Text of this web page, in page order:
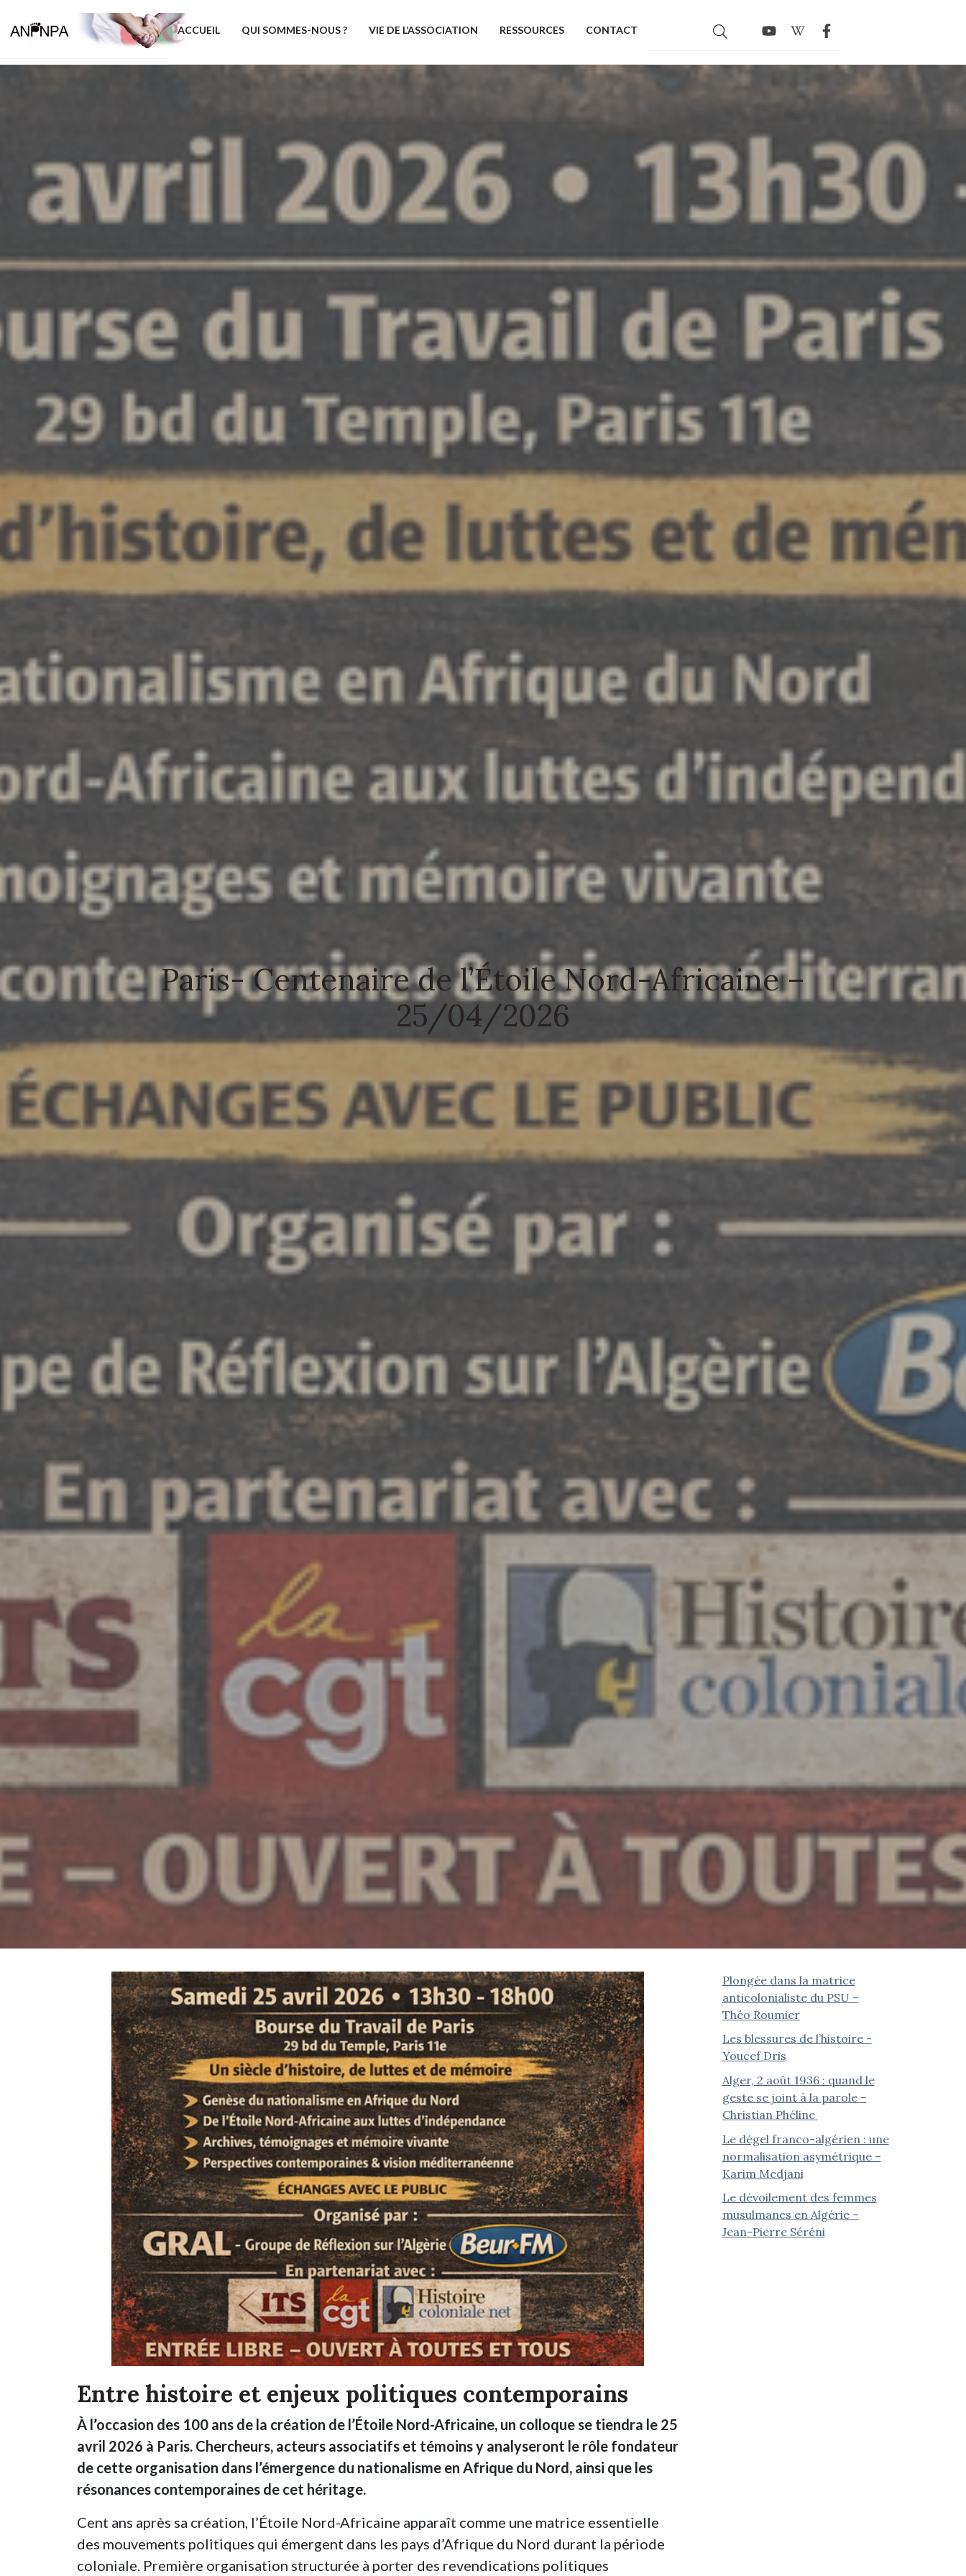
ACCUEIL QUI SOMMES-NOUS ? VIE DE L’ASSOCIATION RESSOURCES CONTACT
Paris- Centenaire de l’Étoile Nord-Africaine –
25/04/2026
Entre histoire et enjeux politiques contemporains
À l’occasion des 100 ans de la création de l’Étoile Nord-Africaine, un colloque se tiendra le 25
avril 2026 à Paris. Chercheurs, acteurs associatifs et témoins y analyseront le rôle fondateur
de cette organisation dans l’émergence du nationalisme en Afrique du Nord, ainsi que les
résonances contemporaines de cet héritage.
Cent ans après sa création, l’Étoile Nord-Africaine apparaît comme une matrice essentielle
des mouvements politiques qui émergent dans les pays d’Afrique du Nord durant la période
coloniale. Première organisation structurée à porter des revendications politiques
Plongée dans la matrice
anticolonialiste du PSU –
Théo Roumier
Les blessures de l’histoire -
Youcef Dris
Alger, 2 août 1936 : quand le
geste se joint à la parole –
Christian Phéline
Le dégel franco-algérien : une
normalisation asymétrique –
Karim Medjani
Le dévoilement des femmes
musulmanes en Algérie –
Jean-Pierre Séréni